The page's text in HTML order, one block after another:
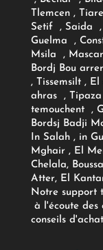
Tlemcen ,
Setif , Saida ,
Guelma ,
Msila ,
Bordj Bou
, Tissemsilt ,
ahras ,
temouchent ,
Bordsj Badji
In Salah , in
Mghair , El
Chelala,
Atter, El
Notre support
à l'écoute des
conseils